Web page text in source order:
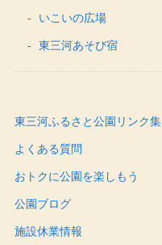
いこいの広場
東三河あそび宿
東三河ふるさと公園リンク集
よくある質問
おトクに公園を楽しもう
公園ブログ
施設休業情報